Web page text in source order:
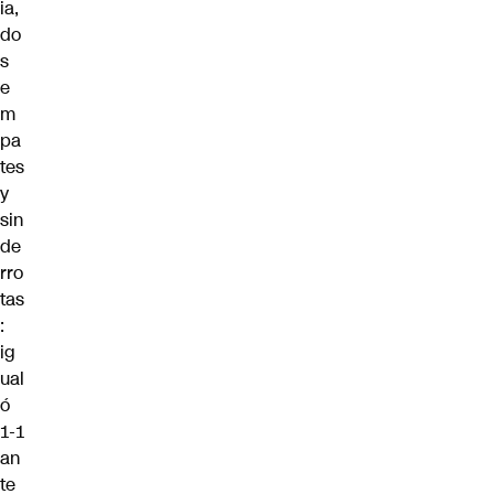
ia,
do
s
e
m
pa
tes
y
sin
de
rro
tas
:
ig
ual
ó
1-1
an
te